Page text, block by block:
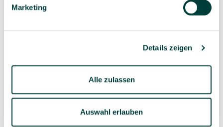
Marketing
Details zeigen
Alle zulassen
Auswahl erlauben
215,00 €*
NEMMER Holz-
Wandhalterung für
39,99 €*
1 Stück